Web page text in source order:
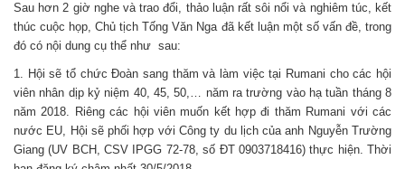
Sau hơn 2 giờ nghe và trao đổi, thảo luận rất sôi nổi và nghiêm túc, kết
thúc cuộc họp, Chủ tịch Tống Văn Nga đã kết luận một số vấn đề, trong
đó có nội dung cụ thể như sau:
1. Hội sẽ tổ chức Đoàn sang thăm và làm việc tại Rumani cho các hội
viên nhân dịp kỷ niệm 40, 45, 50,… năm ra trường vào hạ tuần tháng 8
năm 2018. Riêng các hội viên muốn kết hợp đi thăm Rumani với các
nước EU, Hội sẽ phối hợp với Công ty du lịch của anh Nguyễn Trường
Giang (UV BCH, CSV IPGG 72-78, số ĐT 0903718416) thực hiện. Thời